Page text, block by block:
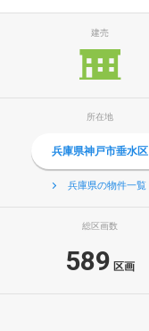
建売
所在地
兵庫県神戸市垂水区
兵庫県の物件一覧
総区画数
589 区画